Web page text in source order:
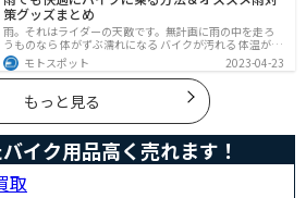
策グッズまとめ
雨。それはライダーの天敵です。無計画に雨の中を走ろ
うものなら 体がずぶ濡れになる バイクが汚れる 体温が奪
われて集中力が低下する 雨で視界が悪くなる 路面が濡れ
て滑りやすくなるなど、晴れの日にはないマイナス要素
が盛りだくさんでライダーに押し寄せてきます。そんな
雨の中を好んで走ろうなんて誰も考えていないはずです
が、どうしても避けられない場合もありますよね。この
記事では、レインウエアや防水バッグをはじめ、ライダ
ーや荷物を雨から守るための方法やグッズなどについて
紹介します。雨はライダーにとって非常に厄介なモノで
すが、バッチリと対策しておけば意外と快適に走れてし
まうものです
モトスポット 2023-04-23
もっと見る
イク用品高く売れます！
取